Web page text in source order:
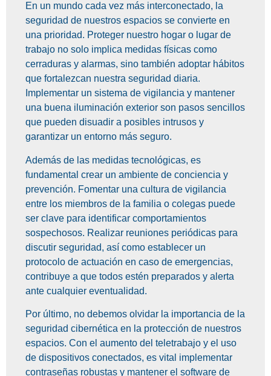
En un mundo cada vez más interconectado, la
seguridad de nuestros espacios se convierte en
una prioridad. Proteger nuestro hogar o lugar de
trabajo no solo implica medidas físicas como
cerraduras y alarmas, sino también adoptar hábitos
que fortalezcan nuestra seguridad diaria.
Implementar un sistema de vigilancia y mantener
una buena iluminación exterior son pasos sencillos
que pueden disuadir a posibles intrusos y
garantizar un entorno más seguro.
Además de las medidas tecnológicas, es
fundamental crear un ambiente de conciencia y
prevención. Fomentar una cultura de vigilancia
entre los miembros de la familia o colegas puede
ser clave para identificar comportamientos
sospechosos. Realizar reuniones periódicas para
discutir seguridad, así como establecer un
protocolo de actuación en caso de emergencias,
contribuye a que todos estén preparados y alerta
ante cualquier eventualidad.
Por último, no debemos olvidar la importancia de la
seguridad cibernética en la protección de nuestros
espacios. Con el aumento del teletrabajo y el uso
de dispositivos conectados, es vital implementar
contraseñas robustas y mantener el software de